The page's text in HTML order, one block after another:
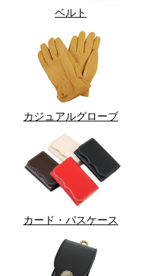
ベルト
カジュアルグローブ
カード・パスケース